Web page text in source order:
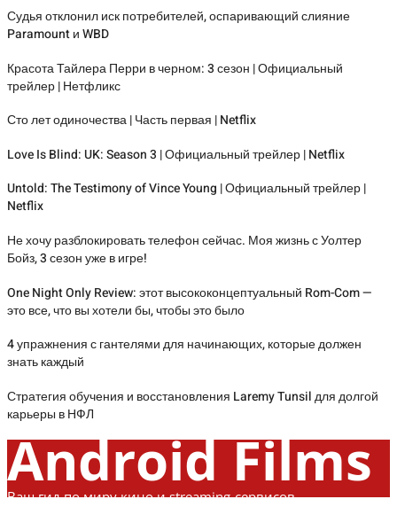
Судья отклонил иск потребителей, оспаривающий слияние
Paramount и WBD
Красота Тайлера Перри в черном: 3 сезон | Официальный
трейлер | Нетфликс
Сто лет одиночества | Часть первая | Netflix
Love Is Blind: UK: Season 3 | Официальный трейлер | Netflix
Untold: The Testimony of Vince Young | Официальный трейлер |
Netflix
Не хочу разблокировать телефон сейчас. Моя жизнь с Уолтер
Бойз, 3 сезон уже в игре!
One Night Only Review: этот высококонцептуальный Rom-Com —
это все, что вы хотели бы, чтобы это было
4 упражнения с гантелями для начинающих, которые должен
знать каждый
Стратегия обучения и восстановления Laremy Tunsil для долгой
карьеры в НФЛ
Android Films
Ваш гид по миру кино и streaming-сервисов